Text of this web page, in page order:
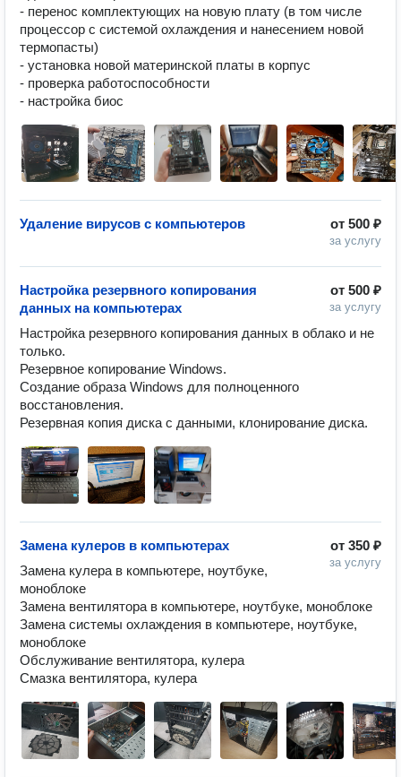
- перенос комплектующих на новую плату (в том числе
процессор с системой охлаждения и нанесением новой
термопасты)
- установка новой материнской платы в корпус
- проверка работоспособности
- настройка биос
от 500 ₽
за услугу
Удаление вирусов с компьютеров
от 500 ₽
за услугу
Настройка резервного копирования
данных на компьютерах
Настройка резервного копирования данных в облако и не
только.
Резервное копирование Windows.
Создание образа Windows для полноценного
восстановления.
Резервная копия диска с данными, клонирование диска.
от 350 ₽
за услугу
Замена кулеров в компьютерах
Замена кулера в компьютере, ноутбуке,
моноблоке
Замена вентилятора в компьютере, ноутбуке, моноблоке
Замена системы охлаждения в компьютере, ноутбуке,
моноблоке
Обслуживание вентилятора, кулера
Смазка вентилятора, кулера